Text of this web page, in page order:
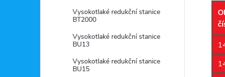
Vysokotlaké redukční stanice
BT2000
Vysokotlaké redukční stanice
BU13
Vysokotlaké redukční stanice
BU15